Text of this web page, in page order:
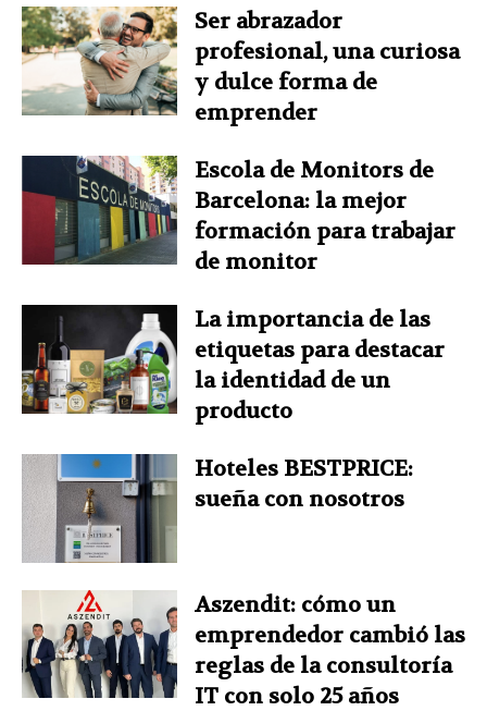
Ser abrazador
profesional, una curiosa
y dulce forma de
emprender
Escola de Monitors de
Barcelona: la mejor
formación para trabajar
de monitor
La importancia de las
etiquetas para destacar
la identidad de un
producto
Hoteles BESTPRICE:
sueña con nosotros
Aszendit: cómo un
emprendedor cambió las
reglas de la consultoría
IT con solo 25 años